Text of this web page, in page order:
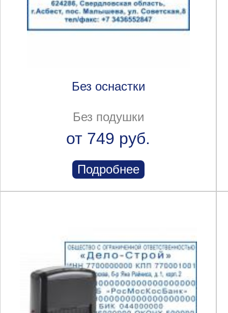
Без оснастки
Без подушки
от 749 руб.
Подробнее